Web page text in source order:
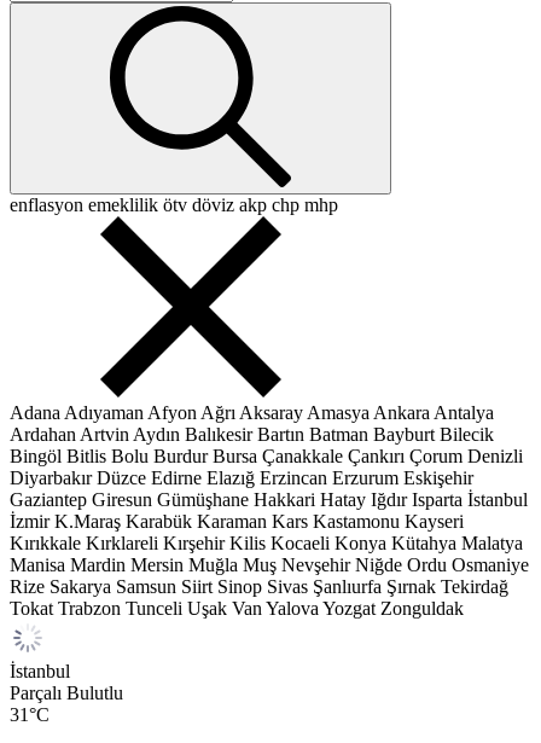
enflasyon emeklilik ötv döviz akp chp mhp
Adana Adıyaman Afyon Ağrı Aksaray Amasya Ankara Antalya
Ardahan Artvin Aydın Balıkesir Bartın Batman Bayburt Bilecik
Bingöl Bitlis Bolu Burdur Bursa Çanakkale Çankırı Çorum Denizli
Diyarbakır Düzce Edirne Elazığ Erzincan Erzurum Eskişehir
Gaziantep Giresun Gümüşhane Hakkari Hatay Iğdır Isparta İstanbul
İzmir K.Maraş Karabük Karaman Kars Kastamonu Kayseri
Kırıkkale Kırklareli Kırşehir Kilis Kocaeli Konya Kütahya Malatya
Manisa Mardin Mersin Muğla Muş Nevşehir Niğde Ordu Osmaniye
Rize Sakarya Samsun Siirt Sinop Sivas Şanlıurfa Şırnak Tekirdağ
Tokat Trabzon Tunceli Uşak Van Yalova Yozgat Zonguldak
İstanbul
Parçalı Bulutlu
31°C